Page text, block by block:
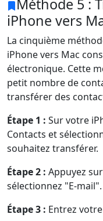
Méthode 5 :
iPhone vers
La cinquième
iPhone vers Mac
électronique. Cette
petit nombre de
transférer des
Étape 1 : Sur votre
Contacts et
souhaitez transférer.
Étape 2 : Appuyez
sélectionnez "E-mail".
Étape 3 : Entrez